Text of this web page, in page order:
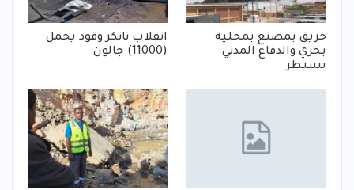
حريق بمصنع بمحلية
بحري والدفاع المدني
يسيطر
انقلاب تانكر وقود يحمل
(11000) جالون